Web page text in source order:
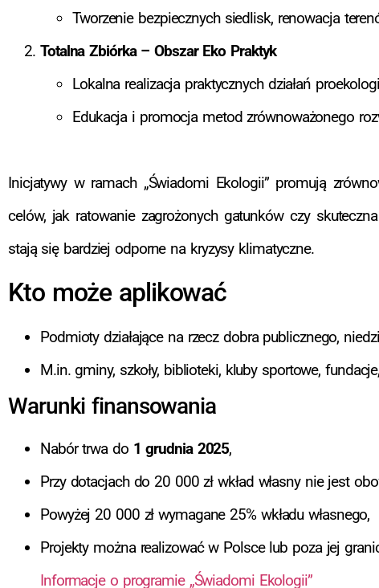
Tworzenie bezpiecznych siedlisk, renowacja
Totalna Zbiórka – Obszar Eko Praktyk
Lokalna realizacja praktycznych działań
Edukacja i promocja metod zrównoważonego
Inicjatywy w ramach „Świadomi Ekologii” promują
celów, jak ratowanie zagrożonych gatunków czy
stają się bardziej odporne na kryzysy klimatyczne.
Kto może aplikować
Podmioty działające na rzecz dobra publicznego,
M.in. gminy, szkoły, biblioteki, kluby sportowe,
Warunki finansowania
Nabór trwa do 1 grudnia 2025,
Przy dotacjach do 20 000 zł wkład własny nie jest
Powyżej 20 000 zł wymagane 25% wkładu własnego,
Projekty można realizować w Polsce lub poza jej
Informacje o programie „Świadomi Ekologii”